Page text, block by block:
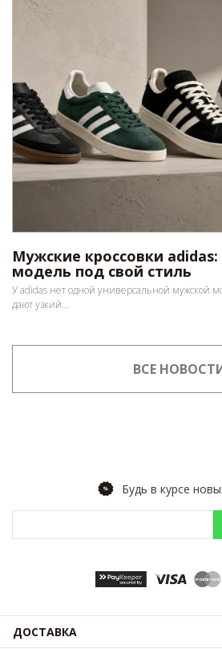
Мужские кроссовки
модель под свой стиль
У adidas нет одной универсальной мужской
дают узкий...
ВСЕ
Будь в курсе
ДОСТАВКА